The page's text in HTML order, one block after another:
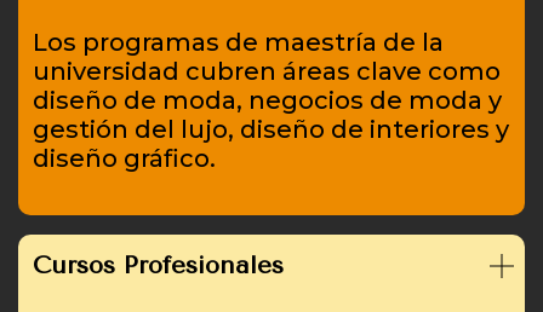
Los programas de maestría de la
universidad cubren áreas clave como
diseño de moda, negocios de moda y
gestión del lujo, diseño de interiores y
diseño gráfico.
Cursos Profesionales